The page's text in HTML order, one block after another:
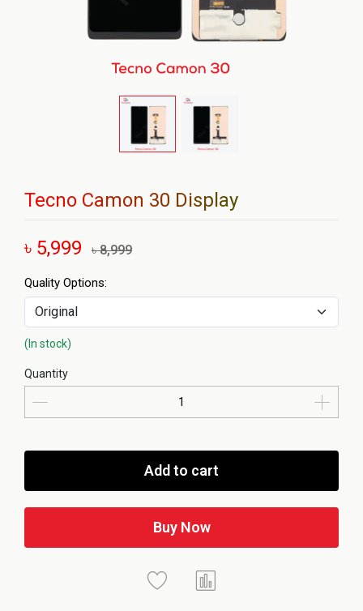
Tecno Camon 30 Display
৳ 5,999 ৳ 8,999
Quality Options:
(In stock)
Quantity
Add to cart
Buy Now